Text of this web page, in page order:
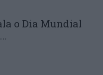
o Dia Mundial